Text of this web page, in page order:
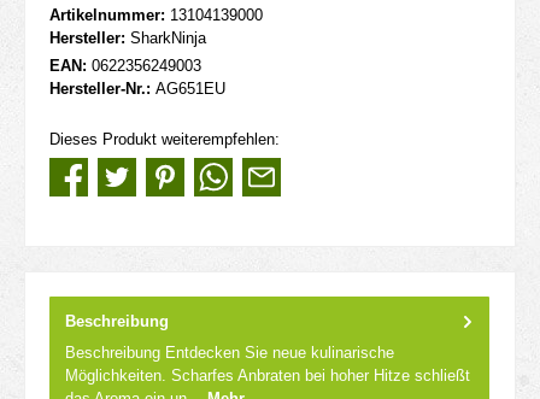
Artikelnummer: 13104139000
Hersteller: SharkNinja
EAN: 0622356249003
Hersteller-Nr.: AG651EU
Dieses Produkt weiterempfehlen:
Beschreibung
Beschreibung Entdecken Sie neue kulinarische
Möglichkeiten. Scharfes Anbraten bei hoher Hitze schließt